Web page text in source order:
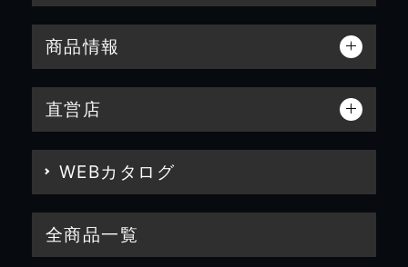
商品情報
直営店
WEBカタログ
全商品一覧